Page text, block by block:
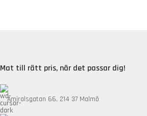
Mat till rätt pris, när det passar dig!
Amiralsgatan 66, 214 37 Malmö